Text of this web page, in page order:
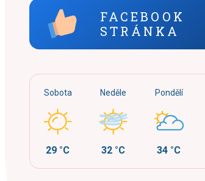
FACEBOOK
STRÁNKA
Sobota
29 °C
Neděle
32 °C
Pondělí
34 °C